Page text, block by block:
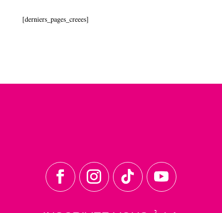
[derniers_pages_creees]